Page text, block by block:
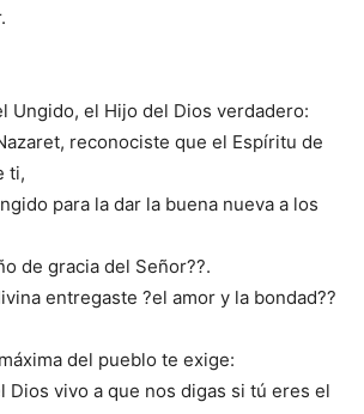
Ungido, el Hijo del Dios verdadero:
reconociste que el Espíritu de
ti,
para la dar la buena nueva a los
de gracia del Señor??.
entregaste ?el amor y la bondad??
del pueblo te exige:
Dios vivo a que nos digas si tú eres el